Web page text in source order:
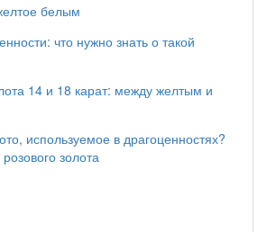
белым
что нужно знать о такой
14 и 18 карат: между желтым и
используемое в драгоценностях?
золота